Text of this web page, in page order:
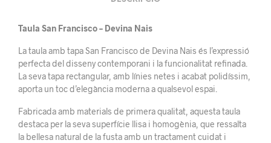
Taula San Francisco – Devina Nais
La taula amb tapa San Francisco de Devina Nais és l’expressió
perfecta del disseny contemporani i la funcionalitat refinada.
La seva tapa rectangular, amb línies netes i acabat polidíssim,
aporta un toc d’elegància moderna a qualsevol espai.
Fabricada amb materials de primera qualitat, aquesta taula
destaca per la seva superfície llisa i homogènia, que ressalta
la bellesa natural de la fusta amb un tractament cuidat i